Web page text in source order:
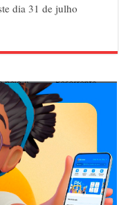
dia 31 de julho